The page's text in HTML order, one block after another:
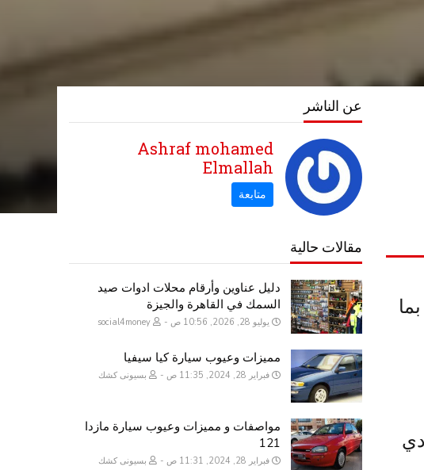
عن الناشر
Ashraf mohamed
Elmallah
مقالات حالية
دليل عناوين وأرقام محلات ادوات صيد
السمك في القاهرة والجيزة
يوليو 28, 2026, 10:56 ص
مميزات وعيوب سيارة كيا سيفيا
فبراير 28, 2024, 11:35 ص بسيونى كشك
مواصفات و مميزات وعيوب سيارة مازدا
121
فبراير 28, 2024, 11:31 ص بسيونى كشك